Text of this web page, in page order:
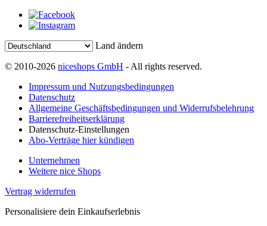
Land ändern
© 2010-2026 niceshops GmbH - All rights reserved.
Impressum und Nutzungsbedingungen
Datenschutz
Allgemeine Geschäftsbedingungen und Widerrufsbelehrung
Barrierefreiheitserklärung
Datenschutz-Einstellungen
Abo-Verträge hier kündigen
Unternehmen
Weitere nice Shops
Vertrag widerrufen
Personalisiere dein Einkaufserlebnis